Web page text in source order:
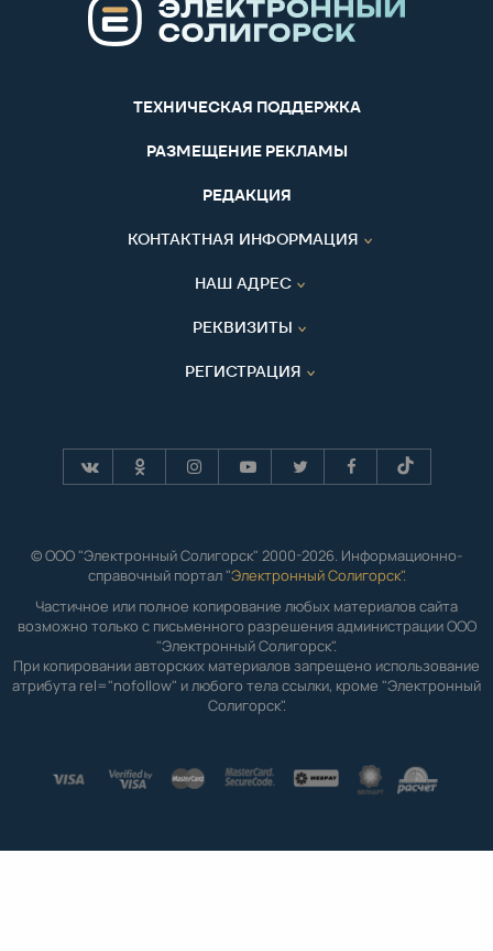
ТЕХНИЧЕСКАЯ ПОДДЕРЖКА
РАЗМЕЩЕНИЕ РЕКЛАМЫ
РЕДАКЦИЯ
КОНТАКТНАЯ ИНФОРМАЦИЯ
НАШ АДРЕС
РЕКВИЗИТЫ
РЕГИСТРАЦИЯ
© ООО "Электронный Солигорск" 2000-2026. Информационно-
справочный портал "Электронный Солигорск".
Частичное или полное копирование любых материалов сайта
возможно только с письменного разрешения администрации ООО
"Электронный Солигорск".
При копировании авторских материалов запрещено использование
атрибута rel="nofollow" и любого тела ссылки, кроме "Электронный
Солигорск".